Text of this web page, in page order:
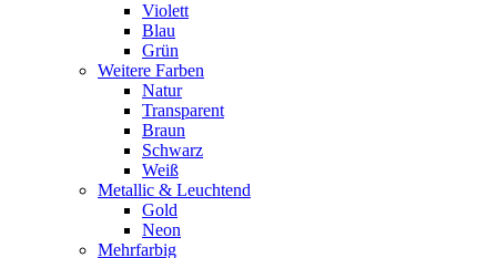
Violett
Blau
Grün
Weitere Farben
Natur
Transparent
Braun
Schwarz
Weiß
Metallic & Leuchtend
Gold
Neon
Mehrfarbig